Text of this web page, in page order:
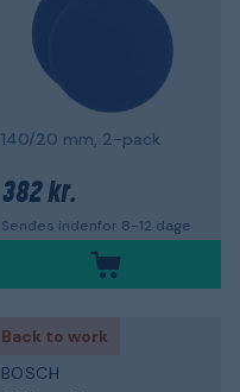
140/20 mm, 2-pack
382 kr.
Sendes indenfor 8-12 dage
Back to work
BOSCH